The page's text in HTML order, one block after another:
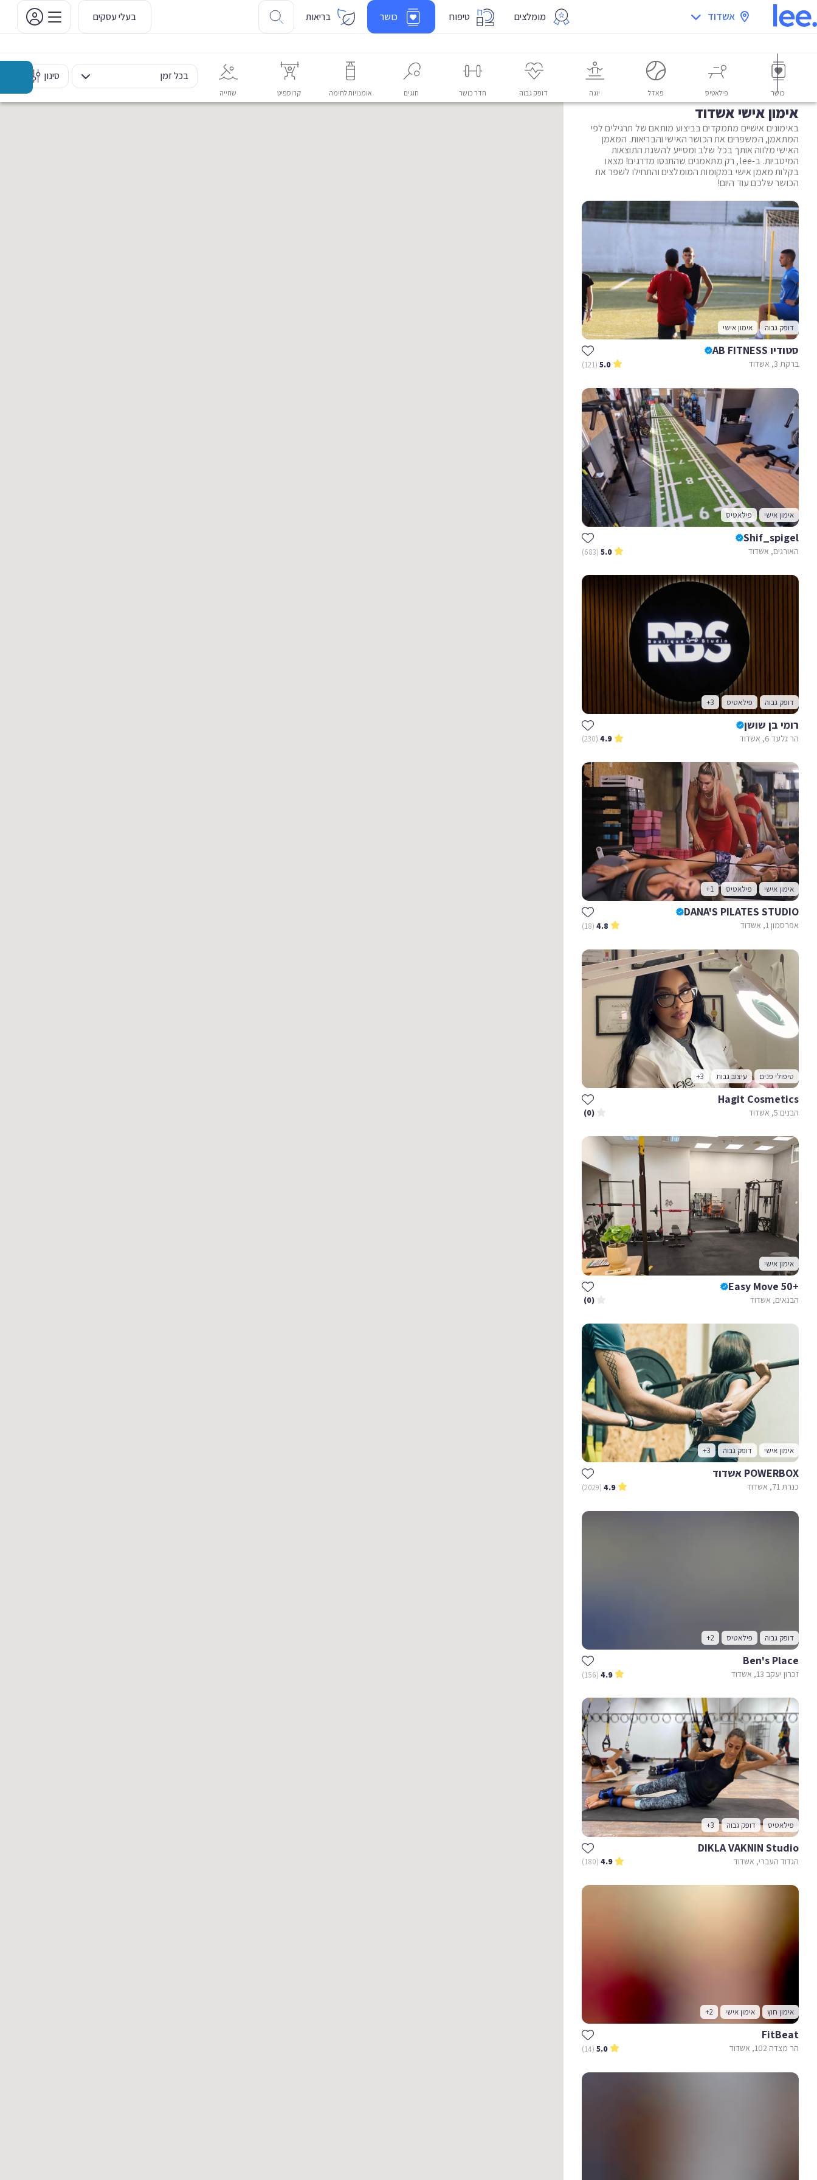
אשדוד מומלצים טיפוח כושר בריאות בעלי עסקים
כושר פילאטיס פאדל יוגה דופק גבוה חדר כושר חוגים אומנויות לחימה קרוספיט שחייה
בכל זמן סינון
אימון אישי אשדוד
באימונים אישיים מתמקדים בביצוע מותאם של תרגילים לפי
המתאמן, המשפרים את הכושר האישי והבריאות. המאמן
האישי מלווה אותך בכל שלב ומסייע להשגת התוצאות
המיטביות. ב-lee, רק מתאמנים שהתנסו מדרגים! מצאו
בקלות מאמן אישי במקומות המומלצים והתחילו לשפר את
הכושר שלכם עוד היום!
דופק גבוה אימון אישי
סטודיו AB FITNESS
ברקת 3, אשדוד 5.0
(121)
אימון אישי פילאטיס
Shif_spigel
האורגים, אשדוד 5.0
(683)
דופק גבוה פילאטיס +3
רומי בן שושן
הר גלעד 6, אשדוד 4.9
(230)
אימון אישי פילאטיס +1
DANA'S PILATES STUDIO
אפרסמון 1, אשדוד 4.8
(18)
טיפולי פנים עיצוב גבות +3
Hagit Cosmetics
הבנים 5, אשדוד (0)
אימון אישי
+Easy Move 50
הבנאים, אשדוד (0)
אימון אישי דופק גבוה +3
POWERBOX אשדוד
כנרת 71, אשדוד 4.9
(2029)
דופק גבוה פילאטיס +2
Ben's Place
זכרון יעקב 13, אשדוד 4.9
(156)
פילאטיס דופק גבוה +3
DIKLA VAKNIN Studio
הגדוד העברי, אשדוד 4.9
(180)
אימון חוץ אימון אישי +2
FitBeat
הר מצדה 102, אשדוד 5.0
(14)